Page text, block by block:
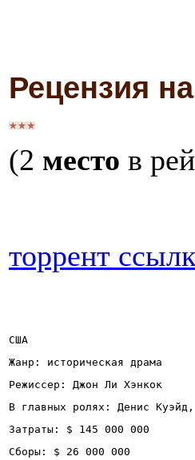
Рецензия
(2 место в
торрент
США
Жанр: историческая драма
Режиссер: Джон Ли Хэнкок
В главных ролях: Денис
Затраты: $ 145 000 000
Сборы: $ 26 000 000